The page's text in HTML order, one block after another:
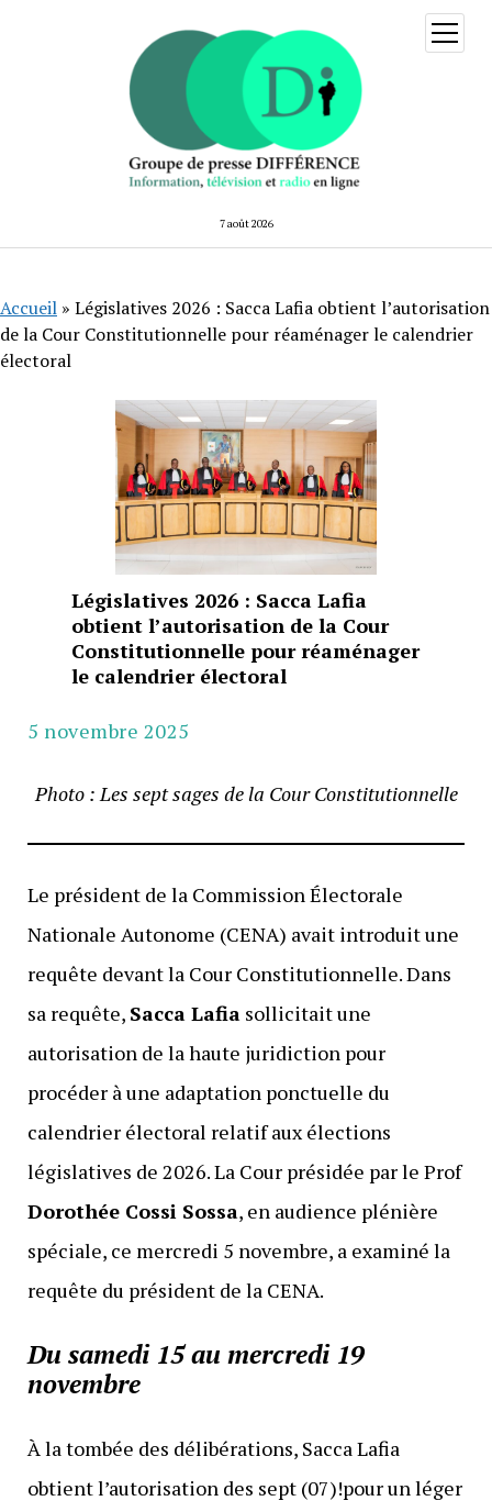
7 août 2026
ouvrir
menu
Accueil » Législatives 2026 : Sacca Lafia obtient l’autorisation
de la Cour Constitutionnelle pour réaménager le calendrier
électoral
Législatives 2026 : Sacca Lafia
obtient l’autorisation de la Cour
Constitutionnelle pour réaménager
le calendrier électoral
5 novembre 2025
Photo : Les sept sages de la Cour Constitutionnelle
Le président de la Commission Électorale
Nationale Autonome (CENA) avait introduit une
requête devant la Cour Constitutionnelle. Dans
sa requête, Sacca Lafia sollicitait une
autorisation de la haute juridiction pour
procéder à une adaptation ponctuelle du
calendrier électoral relatif aux élections
législatives de 2026. La Cour présidée par le Prof
Dorothée Cossi Sossa, en audience plénière
spéciale, ce mercredi 5 novembre, a examiné la
requête du président de la CENA.
Du samedi 15 au mercredi 19
novembre
À la tombée des délibérations, Sacca Lafia
obtient l’autorisation des sept (07)!pour un léger